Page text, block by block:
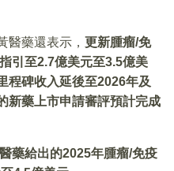
醫藥還表示， 更新腫瘤/免
引至2.7億美元至3.5億美
程碑收入延後至2026年及
新藥上市申請審評預計完成
藥給出的2025年腫瘤/免疫